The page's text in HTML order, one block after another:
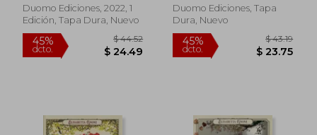
Duomo Ediciones, 2022, 1
Edición, Tapa Dura, Nuevo
Duomo Ediciones, Tapa
Dura, Nuevo